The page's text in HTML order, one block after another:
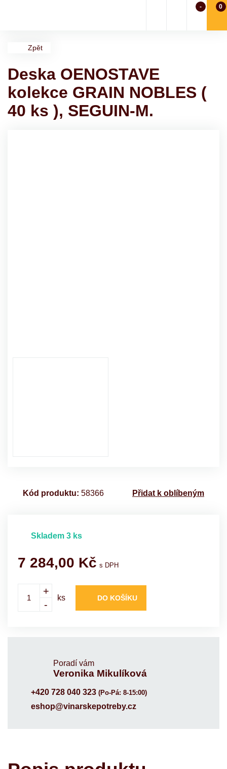
- 0
Zpět
Deska OENOSTAVE
kolekce GRAIN NOBLES (
40 ks ), SEGUIN-M.
Kód produktu: 58366 Přidat k oblíbeným
Skladem 3 ks
7 284,00 Kč s DPH
+
-
ks DO KOŠÍKU
Poradí vám
Veronika Mikulíková
+420 728 040 323 (Po-Pá: 8-15:00)
eshop@vinarskepotreby.cz